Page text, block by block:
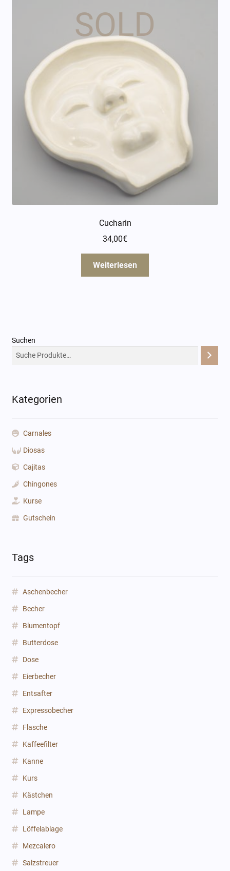
Cucharin
34,00€
Weiterlesen
Suchen
Kategorien
Carnales
Diosas
Cajitas
Chingones
Kurse
Gutschein
Tags
Aschenbecher
Becher
Blumentopf
Butterdose
Dose
Eierbecher
Entsafter
Expressobecher
Flasche
Kaffeefilter
Kanne
Kurs
Kästchen
Lampe
Löffelablage
Mezcalero
Salzstreuer